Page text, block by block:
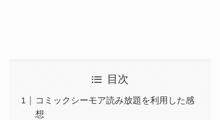
目次
コミックシーモア読み放題を利用した感
想